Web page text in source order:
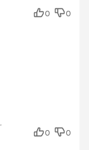
0
0
0
0